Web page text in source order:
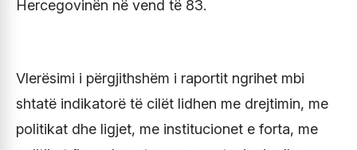
Hercegovinën në vend të 83.
Vlerësimi i përgjithshëm i raportit ngrihet mbi
shtatë indikatorë të cilët lidhen me drejtimin, me
politikat dhe ligjet, me institucionet e forta, me